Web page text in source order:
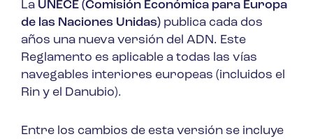
La UNECE (Comisión Económica para Europa
de las Naciones Unidas) publica cada dos
años una nueva versión del ADN. Este
Reglamento es aplicable a todas las vías
navegables interiores europeas (incluidos el
Rin y el Danubio).
Entre los cambios de esta versión se incluye